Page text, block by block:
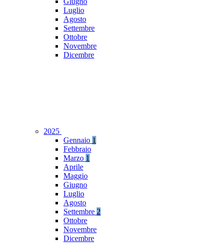
Luglio
Agosto
Settembre
Ottobre
Novembre
Dicembre
2025
Gennaio 1
Febbraio
Marzo 1
Aprile
Maggio
Giugno
Luglio
Agosto
Settembre 2
Ottobre
Novembre
Dicembre